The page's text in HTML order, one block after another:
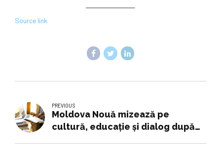
Source link
PREVIOUS
Moldova Nouă mizează pe
cultură, educație și dialog după